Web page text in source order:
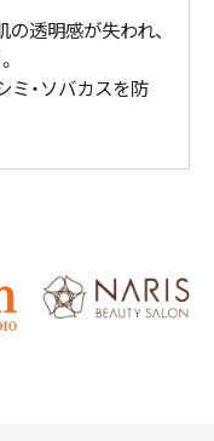
の透明感が失われ、
ミ・ソバカスを防